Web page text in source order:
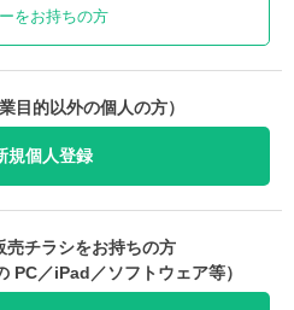
をお持ちの方
目的以外の個人の方）
規個人登録
売チラシをお持ちの方
PC／iPad／ソフトウェア等）